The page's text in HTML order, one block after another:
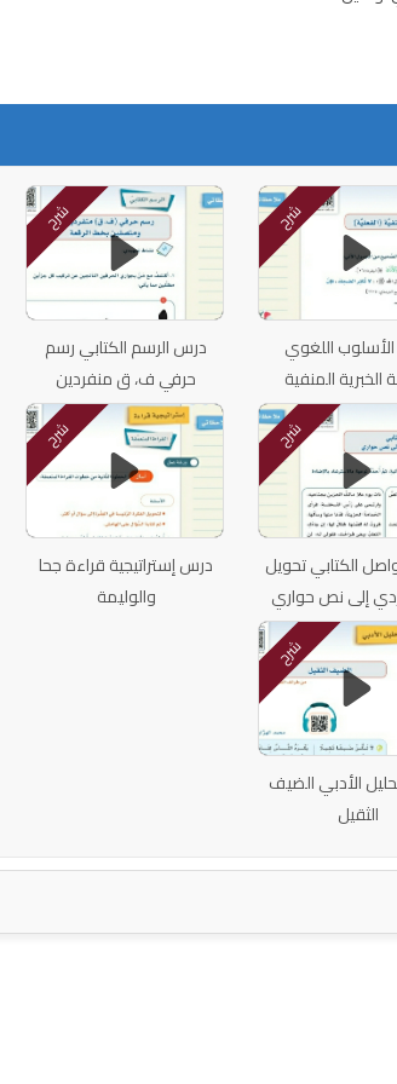
شرح
اللغوي
الخبرية المنفية
الفعلية
شرح
درس الرسم الكتابي رسم
حرفي ف، ق منفردين
ومتصلين
شرح
الكتابي تحويل
إلى نص حواري
شرح
درس إستراتيجية قراءة جحا
والوليمة
شرح
الأدبي الضيف
الثقيل